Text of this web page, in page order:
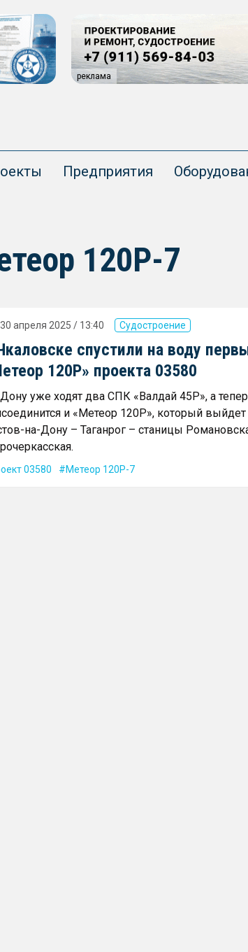
реклама
Предприятия
120Р-7
30 апреля 2025 / 13:40 Судостроение
спустили на воду
120Р» проекта 03580
уже ходят два СПК «Валдай 45Р», а
и «Метеор 120Р», который
на-Дону – Таганрог – станицы
03580 Метеор 120Р-7